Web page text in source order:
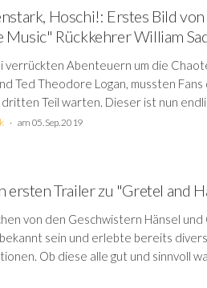
Hoschi!: Erstes Bild von
Music" Rückkehrer William
verrückten Abenteuern um die
Ted Theodore Logan, mussten Fans
Teil warten. Dieser ist nun
am 05. Sep. 2019
ersten Trailer zu "Gretel and
von den Geschwistern Hänsel
sein und erlebte bereits
Ob diese alle gut und sinnvoll